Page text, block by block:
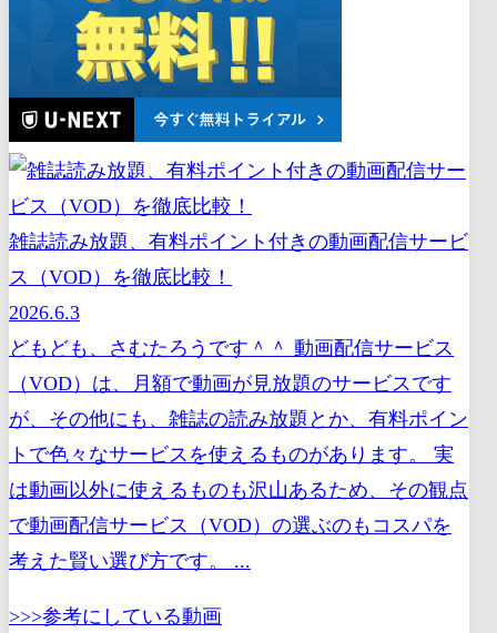
雑誌読み放題、有料ポイント付きの動画配信サービ
ス（VOD）を徹底比較！
2026.6.3
どもども、さむたろうです＾＾ 動画配信サービス
（VOD）は、月額で動画が見放題のサービスです
が、その他にも、雑誌の読み放題とか、有料ポイン
トで色々なサービスを使えるものがあります。 実
は動画以外に使えるものも沢山あるため、その観点
で動画配信サービス（VOD）の選ぶのもコスパを
考えた賢い選び方です。 ...
>>>参考にしている動画